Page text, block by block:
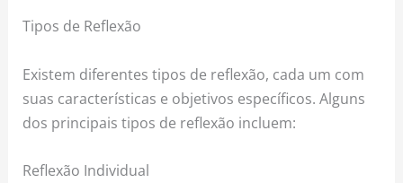
Tipos de Reflexão
Existem diferentes tipos de reflexão, cada um com
suas características e objetivos específicos. Alguns
dos principais tipos de reflexão incluem:
Reflexão Individual